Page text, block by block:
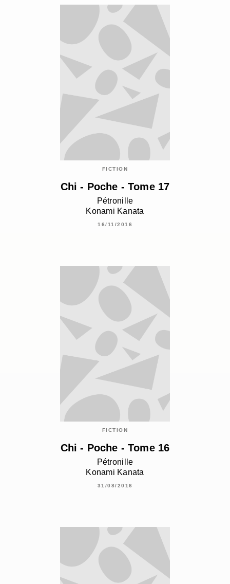
FICTION
Chi - Poche - Tome 17
Pétronille
Konami Kanata
16/11/2016
FICTION
Chi - Poche - Tome 16
Pétronille
Konami Kanata
31/08/2016